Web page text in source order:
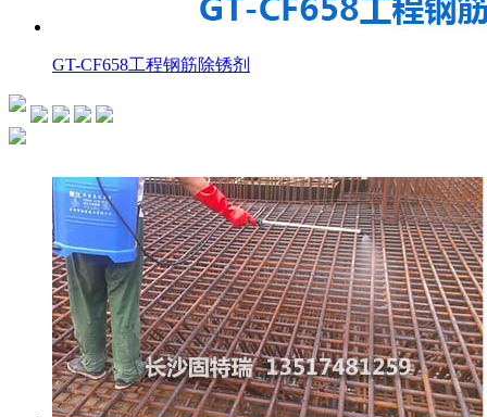
GT-CF658工程钢筋除锈剂